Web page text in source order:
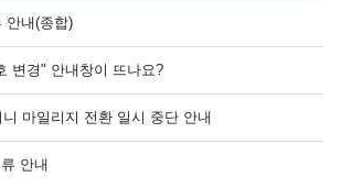
안내(종합)
변경" 안내창이 뜨나요?
마일리지 전환 일시 중단 안내
안내